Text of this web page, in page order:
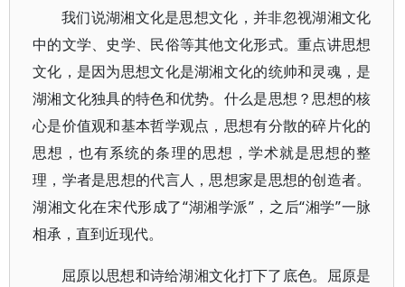
我们说湖湘文化是思想文化，并非忽视湖湘文化
中的文学、史学、民俗等其他文化形式。重点讲思想
文化，是因为思想文化是湖湘文化的统帅和灵魂，是
湖湘文化独具的特色和优势。什么是思想？思想的核
心是价值观和基本哲学观点，思想有分散的碎片化的
思想，也有系统的条理的思想，学术就是思想的整
理，学者是思想的代言人，思想家是思想的创造者。
湖湘文化在宋代形成了“湖湘学派”，之后“湘学”一脉
相承，直到近现代。
屈原以思想和诗给湖湘文化打下了底色。屈原是